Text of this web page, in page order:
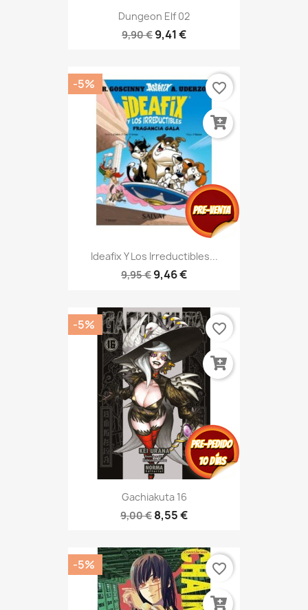
Dungeon Elf 02
9,90 € 9,41 €
Ideafix Y Los Irreductibles...
9,95 € 9,46 €
-5% favorite_border
Gachiakuta 16
9,00 € 8,55 €
-5% favorite_border
-5% favorite_border